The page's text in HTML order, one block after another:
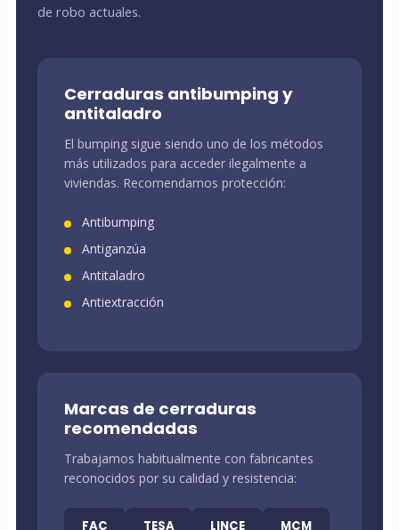
de robo actuales.
Cerraduras antibumping y
antitaladro
El bumping sigue siendo uno de los métodos
más utilizados para acceder ilegalmente a
viviendas. Recomendamos protección:
Antibumping
Antiganzúa
Antitaladro
Antiextracción
Marcas de cerraduras
recomendadas
Trabajamos habitualmente con fabricantes
reconocidos por su calidad y resistencia:
FAC TESA LINCE MCM